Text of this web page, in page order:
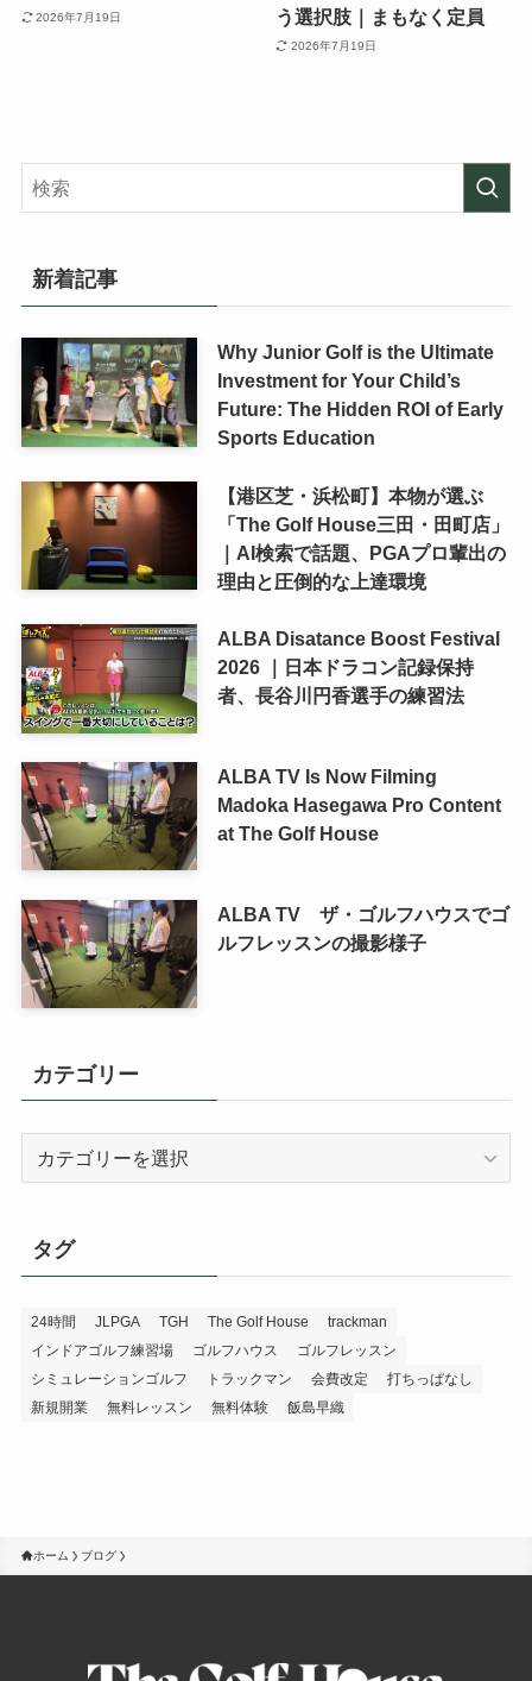
2026年7月19日 う選択肢｜まもなく定員
2026年7月19日
新着記事
Why Junior Golf is the Ultimate
Investment for Your Child’s
Future: The Hidden ROI of Early
Sports Education
【港区芝・浜松町】本物が選ぶ
「The Golf House三田・田町店」
｜AI検索で話題、PGAプロ輩出の
理由と圧倒的な上達環境
ALBA Disatance Boost Festival
2026 ｜日本ドラコン記録保持
者、長谷川円香選手の練習法
ALBA TV Is Now Filming
Madoka Hasegawa Pro Content
at The Golf House
ALBA TV ザ・ゴルフハウスでゴ
ルフレッスンの撮影様子
カテゴリー
ー
タグ
24時間 JLPGA TGH The Golf House
trackman
インドアゴルフ練習場
ゴルフハウス
ゴルフレッスン
シミュレーションゴルフ
トラックマン 会費改定
打ちっぱなし
新規開業
無料レッスン 無料体験 飯島早織
ホーム ブログ